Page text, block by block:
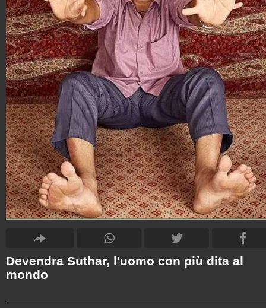
Devendra Suthar, l'uomo con più dita al
mondo